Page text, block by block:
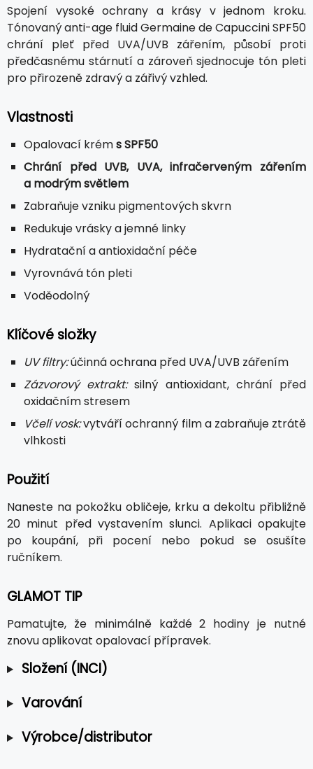
Spojení vysoké ochrany a krásy v jednom kroku.
Tónovaný anti-age fluid Germaine de Capuccini SPF50
chrání pleť před UVA/UVB zářením, působí proti
předčasnému stárnutí a zároveň sjednocuje tón pleti
pro přirozeně zdravý a zářivý vzhled.
Vlastnosti
Opalovací kréms SPF50
Chrání před UVB, UVA, infračerveným zářením
a modrým světlem
Zabraňuje vzniku pigmentových skvrn
Redukuje vrásky a jemné linky
Hydratační a antioxidační péče
Vyrovnává tón pleti
Voděodolný
Klíčové složky
UV filtry:účinná ochrana před UVA/UVB zářením
Zázvorový extrakt:silný antioxidant, chrání před
oxidačním stresem
Včelí vosk:vytváří ochranný film a zabraňuje ztrátě
vlhkosti
Použití
Naneste na pokožku obličeje, krku a dekoltu přibližně
20 minut před vystavením slunci. Aplikaci opakujte
po koupání, při pocení nebo pokud se osušíte
ručníkem.
GLAMOT TIP
Pamatujte, že minimálně každé 2 hodiny je nutné
znovu aplikovat opalovací přípravek.
Složení (INCI)
Varování
Výrobce/distributor